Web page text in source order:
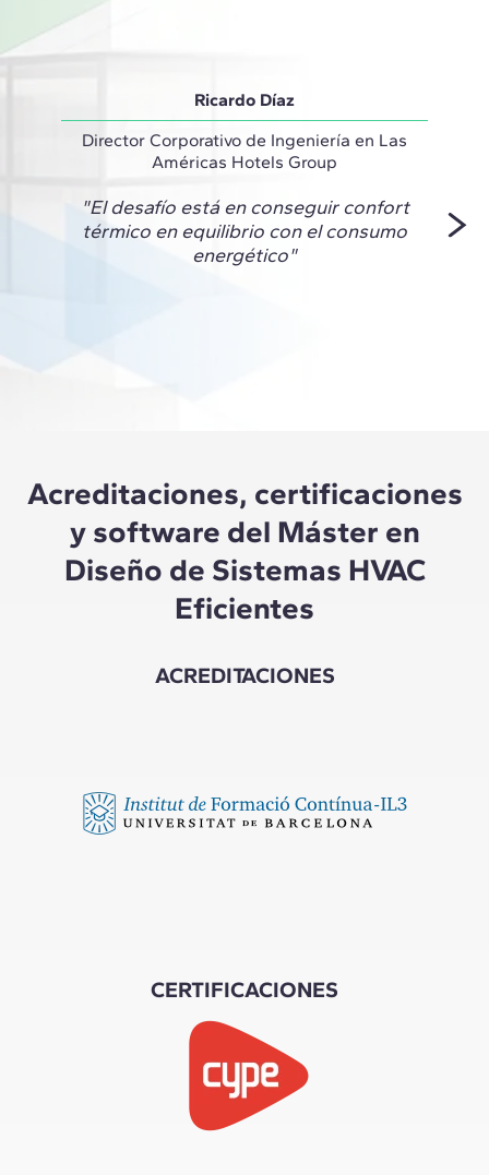
Ricardo Díaz
Director Corporativo de Ingeniería en Las
Américas Hotels Group
"El desafío está en conseguir confort
térmico en equilibrio con el consumo
energético"
en
Acreditaciones, certificaciones
y software del Máster en
Diseño de Sistemas HVAC
Eficientes
ACREDITACIONES
CERTIFICACIONES